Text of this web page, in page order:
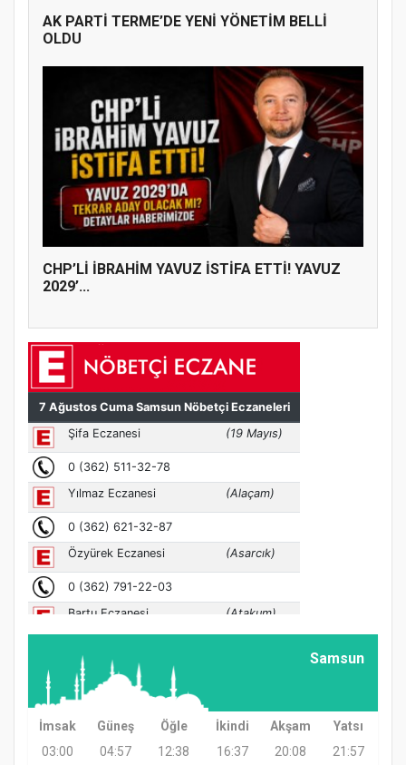
AK PARTİ TERME’DE YENİ YÖNETİM BELLİ
OLDU
CHP’Lİ İBRAHİM YAVUZ İSTİFA ETTİ! YAVUZ
2029’...
Samsun
İmsak Güneş Öğle İkindi Akşam
Yatsı
03:00
04:57 12:38 16:37 20:08 21:57